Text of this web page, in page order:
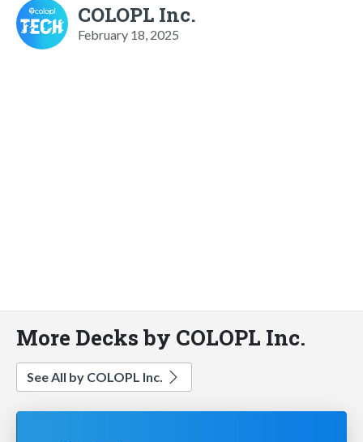
COLOPL Inc.
February 18, 2025
More Decks by COLOPL Inc.
See All by COLOPL Inc.